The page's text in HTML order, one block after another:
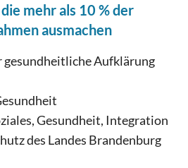
mehr als 10 % der
ausmachen
gesundheitliche Aufklärung
Gesundheit, Integration
des Landes Brandenburg